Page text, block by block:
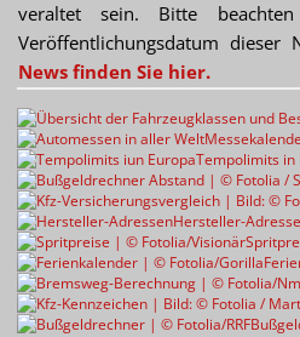
veraltet sein. Bitte
Veröffentlichungsdatum dieser
News finden Sie hier.
Tempolimits in
Hersteller-